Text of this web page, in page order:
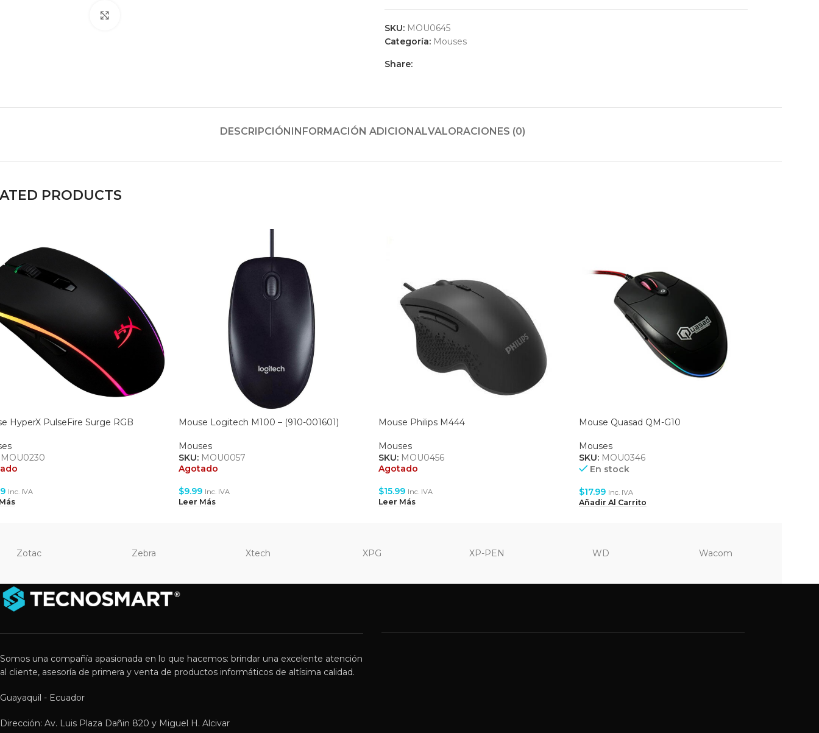
SKU: MOU0645
Categoría: Mouses
Share:
DESCRIPCIÓNINFORMACIÓN ADICIONALVALORACIONES (0)
PRODUCTS
HyperX PulseFire Surge RGB
MOU0230
Inc. IVA
Mouse Logitech M100 – (910-001601)
Mouses
SKU: MOU0057
Agotado
$9.99 Inc. IVA
Leer Más
Mouse Philips M444
Mouses
SKU: MOU0456
Agotado
$15.99 Inc. IVA
Leer Más
Mouse Quasad QM-G10
Mouses
SKU: MOU0346
En stock
$17.99 Inc. IVA
Añadir Al Carrito
Zotac Zebra Xtech XPG XP-PEN WD Wacom
Somos una compañía apasionada en lo que hacemos: brindar una excelente atención
al cliente, asesoría de primera y venta de productos informáticos de altísima calidad.
Guayaquil - Ecuador
Dirección: Av. Luis Plaza Dañin 820 y Miguel H. Alcivar